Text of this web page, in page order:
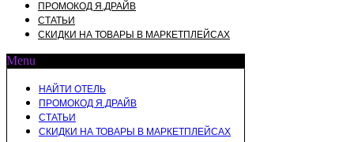
ПРОМОКОД Я.ДРАЙВ
СТАТЬИ
СКИДКИ НА ТОВАРЫ В МАРКЕТПЛЕЙСАХ
Menu
НАЙТИ ОТЕЛЬ
ПРОМОКОД Я.ДРАЙВ
СТАТЬИ
СКИДКИ НА ТОВАРЫ В МАРКЕТПЛЕЙСАХ